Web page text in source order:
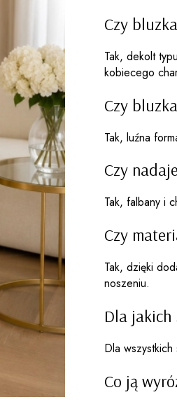
Czy
Tak, dekolt
kobiecego
Czy
Tak, luźna
Czy
Tak, falbany i
Czy
Tak, dzięki
noszeniu.
Dla jakich
Dla
Co ją